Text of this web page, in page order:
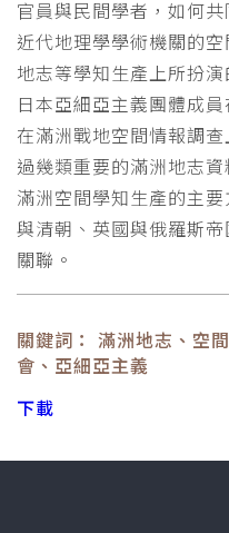
官員與民間學者，如何
近代地理學學術機關的
地志等學知生產上所扮
日本亞細亞主義團體成
在滿洲戰地空間情報調
過幾類重要的滿洲地志
滿洲空間學知生產的主
與清朝、英國與俄羅斯
關聯。
關鍵詞： 滿洲地志、空
會、亞細亞主義
下載